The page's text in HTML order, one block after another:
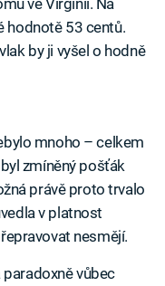
ve Virginii. Na
hodnotě 53 centů.
by ji vyšel o hodně
mnoho – celkem
zmíněný pošťák
právě proto trvalo
v platnost
nesmějí.
vůbec